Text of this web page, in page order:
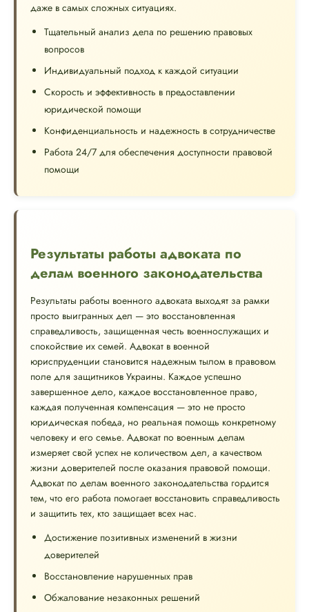
даже в самых сложных ситуациях.
Тщательный анализ дела по решению правовых
вопросов
Индивидуальный подход к каждой ситуации
Скорость и эффективность в предоставлении
юридической помощи
Конфиденциальность и надежность в сотрудничестве
Работа 24/7 для обеспечения доступности правовой
помощи
Результаты работы адвоката по
делам военного законодательства
Результаты работы военного адвоката выходят за рамки
просто выигранных дел — это восстановленная
справедливость, защищенная честь военнослужащих и
спокойствие их семей. Адвокат в военной
юриспруденции становится надежным тылом в правовом
поле для защитников Украины. Каждое успешно
завершенное дело, каждое восстановленное право,
каждая полученная компенсация — это не просто
юридическая победа, но реальная помощь конкретному
человеку и его семье. Адвокат по военным делам
измеряет свой успех не количеством дел, а качеством
жизни доверителей после оказания правовой помощи.
Адвокат по делам военного законодательства гордится
тем, что его работа помогает восстановить справедливость
и защитить тех, кто защищает всех нас.
Достижение позитивных изменений в жизни
доверителей
Восстановление нарушенных прав
Обжалование незаконных решений